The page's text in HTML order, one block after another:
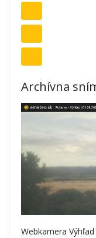
Archívna
Webkamera